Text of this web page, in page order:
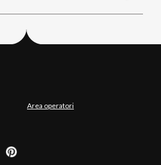
Area operatori